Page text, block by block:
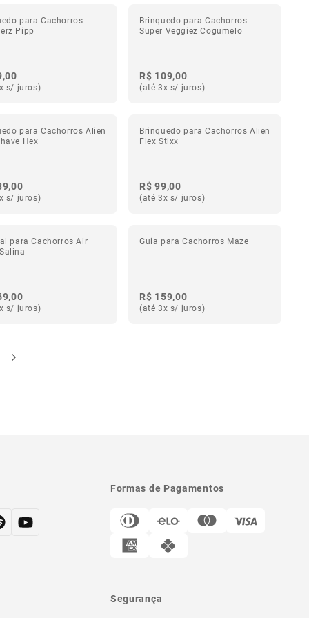
para Cachorros
Pipp
s/ juros)
Brinquedo para Cachorros
Super Veggiez Cogumelo
R$ 109,00
(até 3x s/ juros)
para Cachorros Alien
Hex
s/ juros)
Brinquedo para Cachorros Alien
Flex Stixx
R$ 99,00
(até 3x s/ juros)
para Cachorros Air
s/ juros)
Guia para Cachorros Maze
R$ 159,00
(até 3x s/ juros)
Formas de Pagamentos
Segurança